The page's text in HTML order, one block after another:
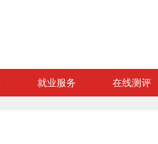
就业服务 在线测评